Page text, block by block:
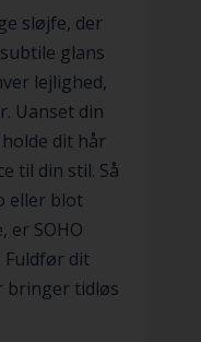
sløjfe, der
glans
lejlighed,
Uanset din
dit hår
til din stil. Så
eller blot
er SOHO
Fuldfør dit
bringer tidløs